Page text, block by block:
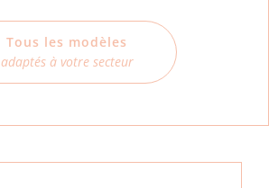
Tous les modèles
adaptés à votre secteur